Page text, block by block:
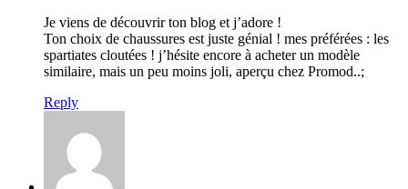
Je viens de découvrir ton blog et j’adore !
Ton choix de chaussures est juste génial ! mes préférées : les
spartiates cloutées ! j’hésite encore à acheter un modèle
similaire, mais un peu moins joli, aperçu chez Promod..;
Reply